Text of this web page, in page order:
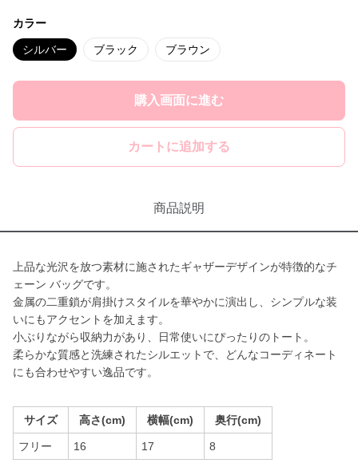
カラー
シルバー ブラック ブラウン
購入画面に進む
カートに追加する
商品説明
上品な光沢を放つ素材に施されたギャザーデザインが特徴的なチ
ェーン バッグです。
金属の二重鎖が肩掛けスタイルを華やかに演出し、シンプルな装
いにもアクセントを加えます。
小ぶりながら収納力があり、日常使いにぴったりのトート。
柔らかな質感と洗練されたシルエットで、どんなコーディネート
にも合わせやすい逸品です。
サイズ 高さ(cm) 横幅(cm) 奥行(cm)
フリー 16 17 8